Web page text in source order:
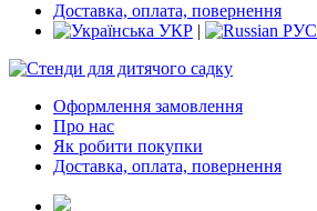
Доставка, оплата, повернення
УКР | РУС
Оформлення замовлення
Про нас
Як робити покупки
Доставка, оплата, повернення